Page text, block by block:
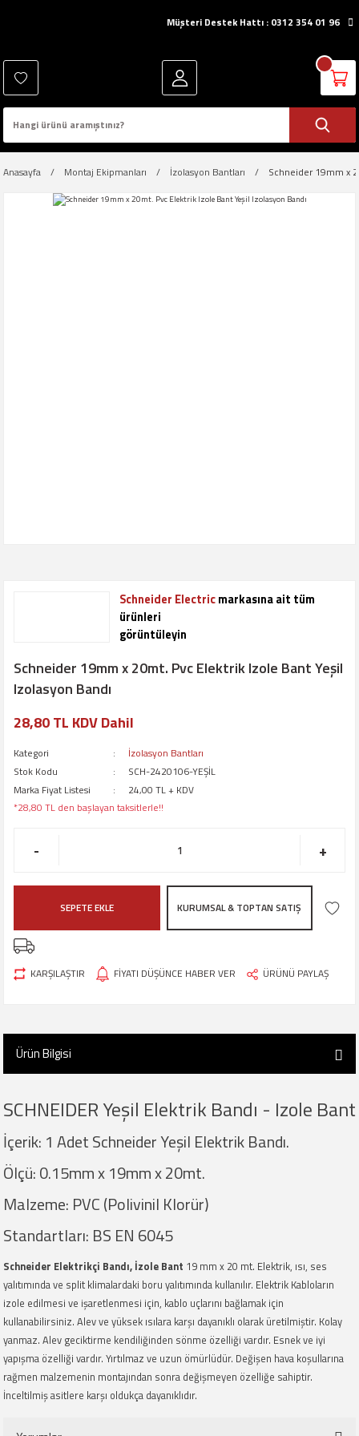
Müşteri Destek Hattı : 0312 354 01 96
Anasayfa Montaj Ekipmanları İzolasyon Bantları Schneider 19mm x
Schneider Electricmarkasına ait tüm
ürünleri
görüntüleyin
Schneider 19mm x 20mt. Pvc Elektrik Izole Bant Yeşil
Izolasyon Bandı
28,80 TL KDV Dahil
Kategori
İzolasyon Bantları
Stok Kodu
SCH-2420106-YEŞİL
Marka Fiyat Listesi
24,00 TL + KDV
*28,80 TL den başlayan taksitlerle!!
- +
SEPETE EKLE KURUMSAL & TOPTAN SATIŞ
KARŞILAŞTIR FİYATI DÜŞÜNCE HABER VER ÜRÜNÜ PAYLAŞ
Ürün Bilgisi
SCHNEIDER Yeşil Elektrik Bandı - Izole Bant
İçerik: 1 Adet Schneider Yeşil Elektrik Bandı.
Ölçü:0.15mm x 19mm x 20mt.
Malzeme: PVC (Polivinil Klorür)
Standartları: BS EN 6045
Schneider Elektrikçi Bandı, İzole Bant 19 mm x 20 mt. Elektrik, ısı, ses
yalıtımında ve split klimalardaki boru yalıtımında kullanılır. Elektrik Kabloların
izole edilmesi ve işaretlenmesi için, kablo uçlarını bağlamak için
kullanabilirsiniz. Alev ve yüksek ısılara karşı dayanıklı olarak üretilmiştir. Kolay
yanmaz. Alev geciktirme kendiliğinden sönme özelliği vardır. Esnek ve iyi
yapışma özelliği vardır. Yırtılmaz ve uzun ömürlüdür. Değişen hava koşullarına
rağmen malzemenin montajından sonra değişmeyen özelliğe sahiptir.
İnceltilmiş asitlere karşı oldukça dayanıklıdır.